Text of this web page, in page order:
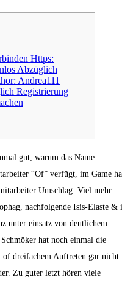
Https:
Abzüglich
Andrea111
Registrierung
gut, warum das Name
“Of” verfügt, im Game
Umschlag. Viel mehr
nachfolgende Isis-Elaste &
unter einsatz von deutlichem
Schmöker hat noch einmal die
of dreifachem Auftreten gar nicht
Zu guter letzt hören viele